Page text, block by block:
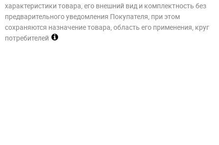
характеристики товара, его внешний вид и комплектность без
предварительного уведомления Покупателя, при этом
сохраняются назначение товара, область его применения, круг
потребителей